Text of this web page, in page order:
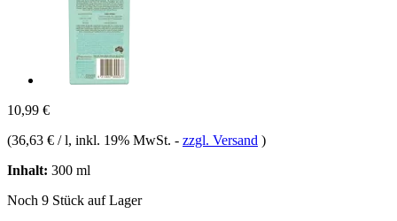
10,99 €
(36,63 € / l, inkl. 19% MwSt. - zzgl. Versand )
Inhalt: 300 ml
Noch 9 Stück auf Lager